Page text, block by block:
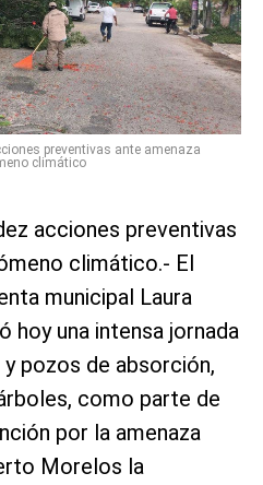
preventivas ante amenaza
climático
acciones preventivas
climático.- El
municipal Laura
hoy una intensa jornada
pozos de absorción,
como parte de
por la amenaza
Morelos la